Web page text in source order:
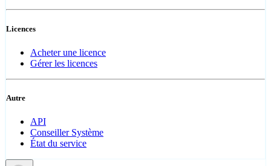
Licences
Acheter une licence
Gérer les licences
Autre
API
Conseiller Système
État du service